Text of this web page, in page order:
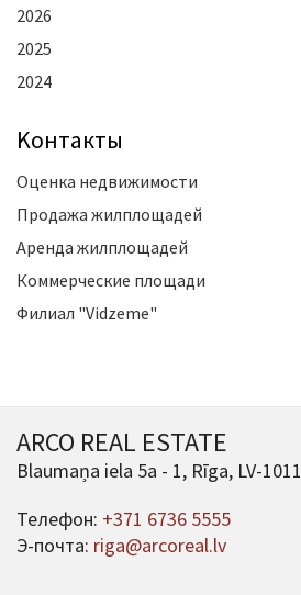
2026
2025
2024
Kонтакты
Оценка недвижимости
Продажа жилплощадей
Аренда жилплощадей
Коммерческие площади
Филиал "Vidzeme"
ARCO REAL ESTATE
Blaumaņa iela 5a - 1, Rīga, LV-1011
Телефон: +371 6736 5555
Э-почта: riga@arcoreal.lv